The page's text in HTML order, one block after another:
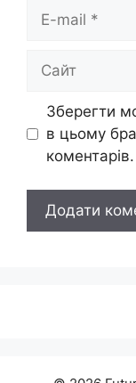
mail
Зберегти
в цьому
коментарів.